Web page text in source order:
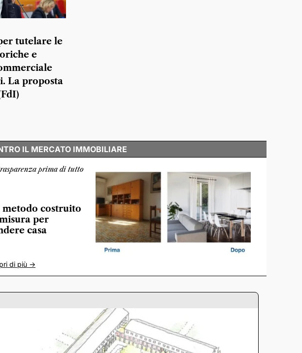
tutelare le
e
La proposta
IL MERCATO IMMOBILIARE
prima di tutto
metodo costruito
per
casa
di più ->